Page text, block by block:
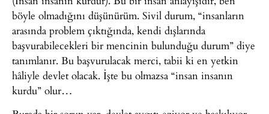
böyle olmadığını düşünürüm. Sivil durum, “insanların
arasında problem çıktığında, kendi dışlarında
başvurabilecekleri bir mencinin bulunduğu durum” diye
tanımlanır. Bu başvurulacak merci, tabii ki en yetkin
hâliyle devlet olacak. İşte bu olmazsa “insan insanın
kurdu” olur…